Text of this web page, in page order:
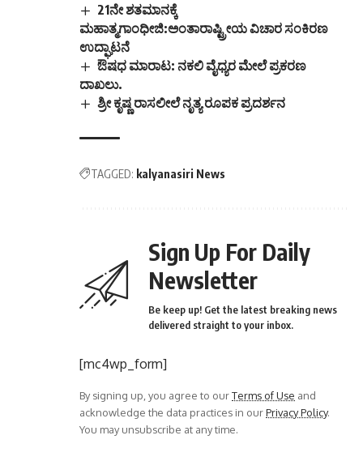
21ನೇ ಶತಮಾನಕ್ಕೆ
ಮಹಾತ್ಮಗಾಂಧೀಜಿ:ಅಂತಾರಾಷ್ಟ್ರೀಯ ವಿಚಾರ ಸಂಕಿರಣ
ಉದ್ಘಾಟನೆ
ಔಷಧ ಮಾರಾಟ: ನಕಲಿ ವೈಧ್ಯರ ಮೇಲೆ ಪ್ರಕರಣ
ದಾಖಲು.
ಶ್ರೀ ಕೃಷ್ಣ ರಾಸಲೀಲೆ ನೃತ್ಯ ರೂಪಕ ಪ್ರದರ್ಶನ
TAGGED: kalyanasiri News
Sign Up For Daily
Newsletter
Be keep up! Get the latest breaking news
delivered straight to your inbox.
[mc4wp_form]
By signing up, you agree to ourTerms of Use and
acknowledge the data practices in ourPrivacy Policy.
You may unsubscribe at any time.